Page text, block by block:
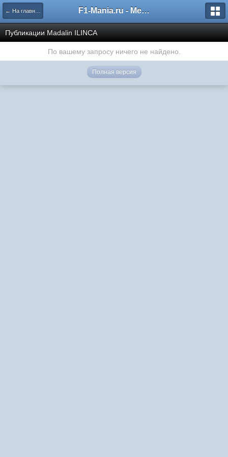
← На главную F1-Mania.ru - Международный чемпионат по симрейсингу
Публикации Madalin ILINCA
По вашему запросу ничего не найдено.
Полная версия